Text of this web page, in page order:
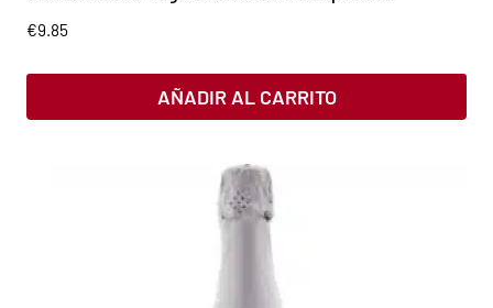
€9.85
AÑADIR AL CARRITO